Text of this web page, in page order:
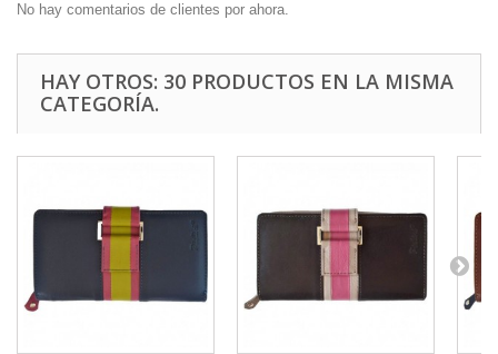
No hay comentarios de clientes por ahora.
HAY OTROS: 30 PRODUCTOS EN LA MISMA
CATEGORÍA.